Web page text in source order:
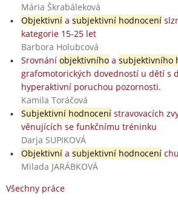
Mária Škrabáleková
Objektivnía subjektivní hodnocení
kategorie 15-25 let
Barbora Holubcová
Srovnání objektivníhoa subjektivního
grafomotorických dovedností u dětí s
hyperaktivní poruchou pozornosti.
Kamila Toráčová
Subjektivní hodnocenístravovacích
věnujících se funkčnímu tréninku
Darja SUPIKOVÁ
Objektivnía subjektivní hodnocení
Milada JARÁBKOVÁ
Všechny práce